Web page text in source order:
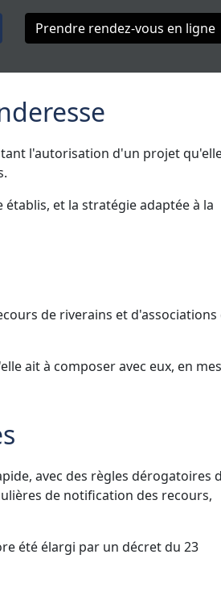
Prendre rendez-vous en ligne
l'autorisation d'un projet
et la stratégie adaptée à la
de riverains et d'associations
ait à composer avec eux, en
avec des règles dérogatoires
de notification des recours,
été élargi par un décret du 23